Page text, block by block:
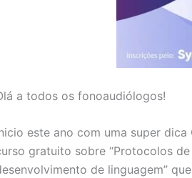
a todos os fonoaudiólogos!
este ano com uma super dica
gratuito sobre “Protocolos
de linguagem”